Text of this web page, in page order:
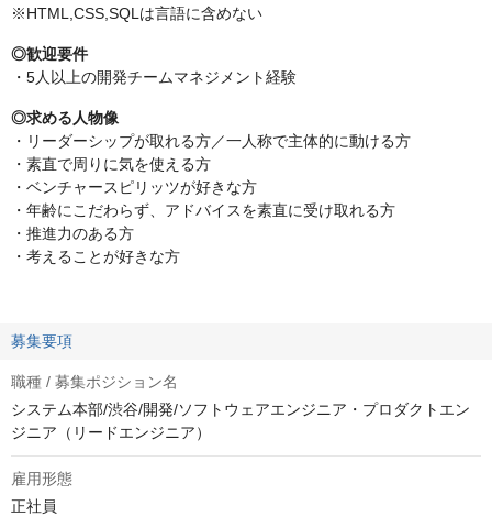
※HTML,CSS,SQLは言語に含めない
◎歓迎要件
・5人以上の開発チームマネジメント経験
◎求める人物像
・リーダーシップが取れる方／一人称で主体的に動ける方
・素直で周りに気を使える方
・ベンチャースピリッツが好きな方
・年齢にこだわらず、アドバイスを素直に受け取れる方
・推進力のある方
・考えることが好きな方
募集要項
職種 / 募集ポジション名
システム本部/渋谷/開発/ソフトウェアエンジニア・プロダクトエン
ジニア（リードエンジニア）
雇用形態
正社員